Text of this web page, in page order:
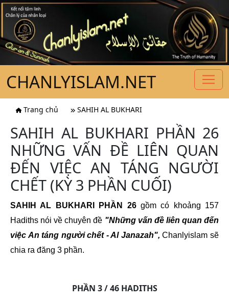
CHANLYISLAM.NET
Trang chủ SAHIH AL BUKHARI
SAHIH AL BUKHARI PHẦN 26
NHỮNG VẤN ĐỀ LIÊN QUAN
ĐẾN VIỆC AN TÁNG NGƯỜI
CHẾT (KỲ 3 PHẦN CUỐI)
SAHIH AL BUKHARI PHẦN 26gồm có khoảng 157
Hadiths nói về chuyên đề "Những vấn đề liên quan đến
việc An táng người chết - Al Janazah", Chanlyislam sẽ
chia ra đăng 3 phần.
PHẦN 3 / 46 HADITHS